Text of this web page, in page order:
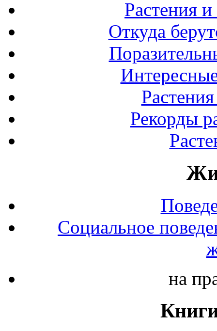
Растения
Откуда
Рекорды
Социальное
на